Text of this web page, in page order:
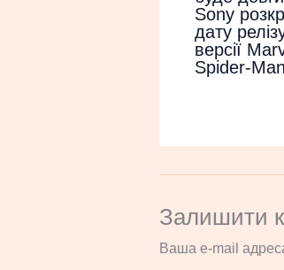
Sony
дату
версії
Spider-
Залишити
Ваша e-mail